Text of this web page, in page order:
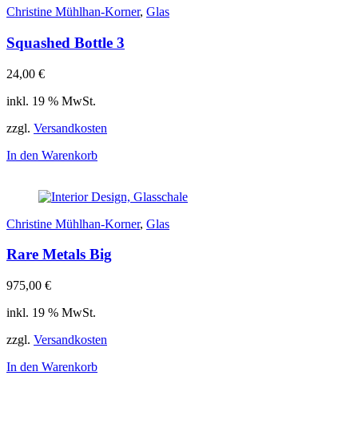
Christine Mühlhan-Korner, Glas
Squashed Bottle 3
24,00 €
inkl. 19 % MwSt.
zzgl. Versandkosten
In den Warenkorb
Christine Mühlhan-Korner, Glas
Rare Metals Big
975,00 €
inkl. 19 % MwSt.
zzgl. Versandkosten
In den Warenkorb